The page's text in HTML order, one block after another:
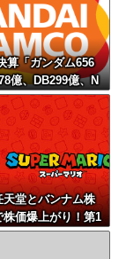
算「ガンダム656
億、DB299億、N
仮面ライダー71
ン28億」
天堂とバンナム株
価爆上がり！第1
高業績のバンナム